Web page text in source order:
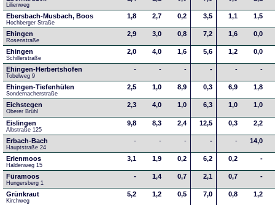
Lilienweg
Ebersbach-Musbach, Boos
Hochberger Straße
1,8 2,7 0,2 3,5 1,1 1,5
Ehingen
Rosenstraße
2,9 3,0 0,8 7,2 1,6 0,0
Ehingen
Schillerstraße
2,0 4,0 1,6 5,6 1,2 0,0
Ehingen-Herbertshofen
Tobelweg 9
- - - - - -
Ehingen-Tiefenhülen
Sondernacherstraße
2,5 1,0 8,9 0,3 6,9 1,8
Eichstegen
Oberer Brühl
2,3 4,0 1,0 6,3 1,0 1,0
Eislingen
Albstraße 125
9,8 8,3 2,4 12,5 0,3 2,2
Erbach-Bach
Hauptstraße 24
- - - - - 14,0
Erlenmoos
Haldenweg 15
3,1 1,9 0,2 6,2 0,2 -
Füramoos
Hungersberg 1
- 1,4 0,7 2,1 0,7 -
Grünkraut
Kirchweg
5,2 1,2 0,5 7,0 0,8 1,2